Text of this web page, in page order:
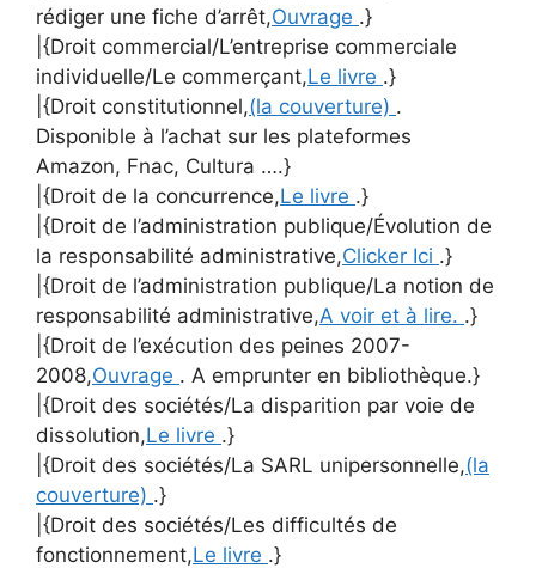
rédiger une fiche d’arrêt,Ouvrage .}
|{Droit commercial/L’entreprise commerciale
individuelle/Le commerçant,Le livre .}
|{Droit constitutionnel,(la couverture) .
Disponible à l’achat sur les plateformes
Amazon, Fnac, Cultura ….}
|{Droit de la concurrence,Le livre .}
|{Droit de l’administration publique/Évolution de
la responsabilité administrative,Clicker Ici .}
|{Droit de l’administration publique/La notion de
responsabilité administrative,A voir et à lire. .}
|{Droit de l’exécution des peines 2007-
2008,Ouvrage . A emprunter en bibliothèque.}
|{Droit des sociétés/La disparition par voie de
dissolution,Le livre .}
|{Droit des sociétés/La SARL unipersonnelle,(la
couverture) .}
|{Droit des sociétés/Les difficultés de
fonctionnement,Le livre .}